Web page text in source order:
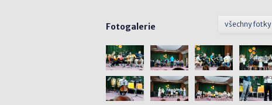
všechny fotky
Fotogalerie